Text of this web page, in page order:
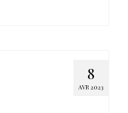
8
AVR 2023